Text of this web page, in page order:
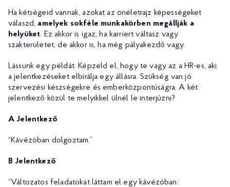
Ha kétségeid vannak, azokat az önéletrajz képességeket
válaszd, amelyek sokféle munkakörben megállják a
helyüket. Ez akkor is igaz, ha karriert váltasz vagy
szakterületet, de akkor is, ha még pályakezdő vagy.
Lássunk egy példát. Képzeld el, hogy te vagy az a HR-es, aki
a jelentkezéseket elbírálja egy állásra. Szükség van jó
szervezési készségekre és emberközpontúságra. A két
jelentkező közül te melyikkel ülnél le interjúzni?
A Jelentkező
“Kávézóban dolgoztam.”
B Jelentkező
“Változatos feladatokat láttam el egy kávézóban: